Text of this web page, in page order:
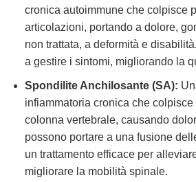
cronica autoimmune che colpisce
articolazioni, portando a dolore,
non trattata, a deformità e
a gestire i sintomi, migliorando la
Spondilite Anchilosante (SA):
infiammatoria cronica che
colonna vertebrale, causando
possono portare a una fusione
un trattamento efficace per
migliorare la mobilità spinale.